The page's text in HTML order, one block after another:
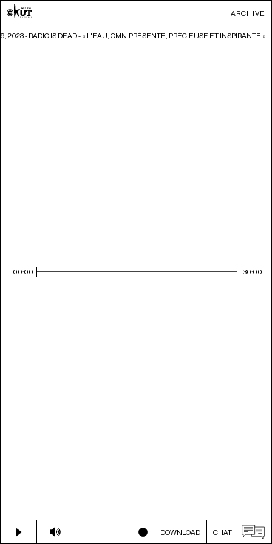
ARCHIVE
2023 - RADIO IS DEAD - « L'EAU, OMNIPRÉSENTE, PRÉCIEUSE ET INSPIRANTE »
00:00 30:00
DOWNLOAD CHAT